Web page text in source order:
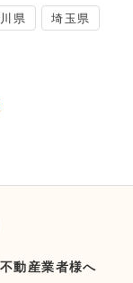
県 埼玉県
動産業者様へ